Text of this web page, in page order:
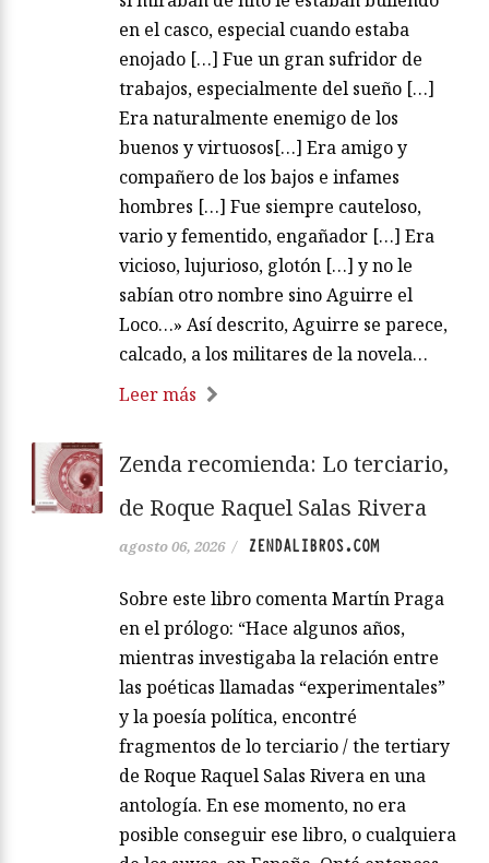
en el casco, especial cuando estaba
enojado […] Fue un gran sufridor de
trabajos, especialmente del sueño […]
Era naturalmente enemigo de los
buenos y virtuosos[…] Era amigo y
compañero de los bajos e infames
hombres […] Fue siempre cauteloso,
vario y fementido, engañador […] Era
vicioso, lujurioso, glotón […] y no le
sabían otro nombre sino Aguirre el
Loco…» Así descrito, Aguirre se parece,
calcado, a los militares de la novela…
Leer más
Zenda recomienda: Lo terciario,
de Roque Raquel Salas Rivera
agosto 06, 2026 / ZENDALIBROS.COM
Sobre este libro comenta Martín Praga
en el prólogo: “Hace algunos años,
mientras investigaba la relación entre
las poéticas llamadas “experimentales”
y la poesía política, encontré
fragmentos de lo terciario / the tertiary
de Roque Raquel Salas Rivera en una
antología. En ese momento, no era
posible conseguir ese libro, o cualquiera